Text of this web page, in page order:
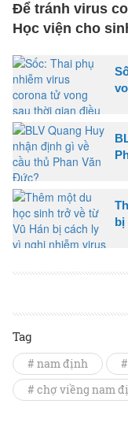
Để tránh virus
Học viện cho
bị
Tag
# nam định
# chợ viềng nam